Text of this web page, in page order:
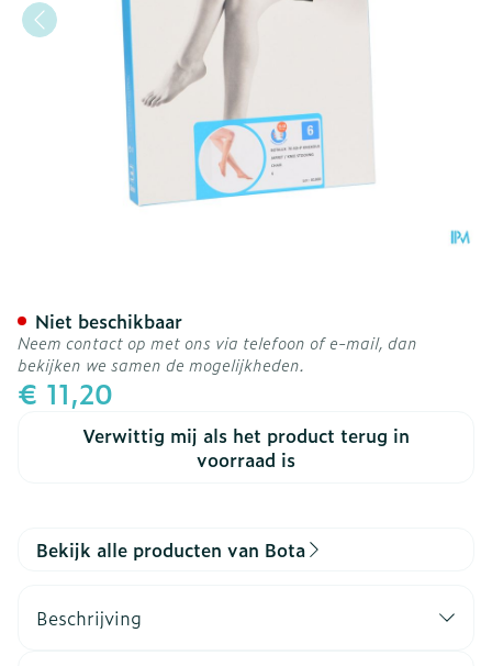
€ 11,20
Verwittig mij als het product terug in
voorraad is
Niet beschikbaar
Neem contact op met ons via telefoon of e-mail, dan
bekijken we samen de mogelijkheden.
Bekijk alle producten van Bota
Beschrijving